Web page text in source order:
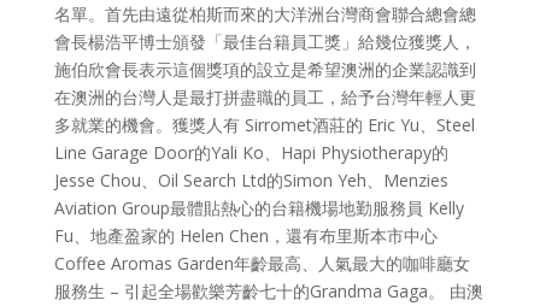
名單。首先由遠從柏斯而來的大洋洲台灣商會聯合總會總
會長楊浩平博士頒發「最佳台籍員工獎」給幾位獲獎人，
施伯欣會長表示這個獎項的設立是希望澳洲的企業認識到
在澳洲的台灣人是最打拼盡職的員工，給予台灣年輕人更
多就業的機會。獲獎人有 Sirromet酒莊的 Eric Yu、Steel
Line Garage Door的Yali Ko、Hapi Physiotherapy的
Jesse Chou、Oil Search Ltd的Simon Yeh、Menzies
Aviation Group最體貼熱心的台籍機場地勤服務員 Kelly
Fu、地產盈家的 Helen Chen，還有布里斯本市中心
Coffee Aromas Garden年齡最高、人氣最大的咖啡廳女
服務生 – 引起全場歡樂芳齡七十的Grandma Gaga。 由澳